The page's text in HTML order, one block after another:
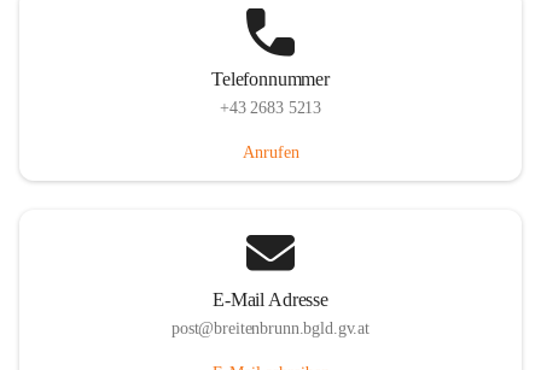
Telefonnummer
+43 2683 5213
Anrufen
E-Mail Adresse
post@breitenbrunn.bgld.gv.at